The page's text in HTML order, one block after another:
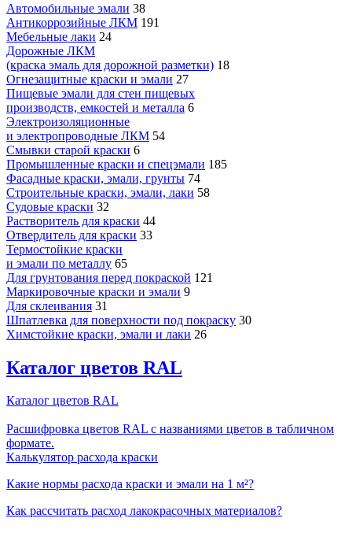
Автомобильные эмали 38
Антикоррозийные ЛКМ 191
Мебельные лаки 24
Дорожные ЛКМ
(краска эмаль для дорожной разметки) 18
Огнезащитные краски и эмали 27
Пищевые эмали для стен пищевых
производств, емкостей и металла 6
Электроизоляционные
и электропроводные ЛКМ 54
Смывки старой краски 6
Промышленные краски и спецэмали 185
Фасадные краски, эмали, грунты 74
Строительные краски, эмали, лаки 58
Судовые краски 32
Растворитель для краски 44
Отвердитель для краски 33
Термостойкие краски
и эмали по металлу 65
Для грунтования перед покраской 121
Маркировочные краски и эмали 9
Для склеивания 31
Шпатлевка для поверхности под покраску 30
Химстойкие краски, эмали и лаки 26
Каталог цветов RAL
Каталог цветов RAL
Расшифровка цветов RAL с названиями цветов в табличном
формате.
Калькулятор расхода краски
Какие нормы расхода краски и эмали на 1 м²?
Как рассчитать расход лакокрасочных материалов?